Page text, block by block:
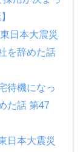
日本大震災
を辞めた話
待機になっ
た話 第47
日本大震災